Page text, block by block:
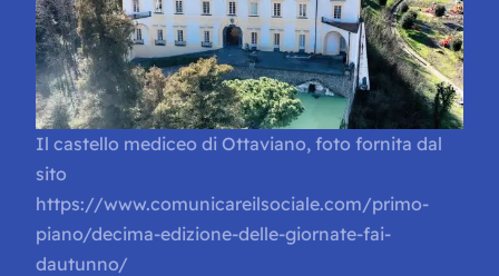
Il castello mediceo di Ottaviano, foto fornita dal
sito
https://www.comunicareilsociale.com/primo-
piano/decima-edizione-delle-giornate-fai-
dautunno/